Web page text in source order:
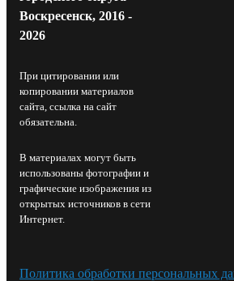
Воскресенск, 2016 -
2026
При цитировании или
копировании материалов
сайта, ссылка на сайт
обязательна.
В материалах могут быть
использованы фотографии и
графические изображения из
открытых источников в сети
Интернет.
Политика обработки персональных